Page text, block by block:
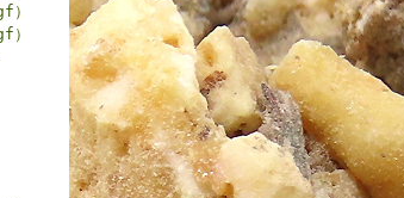
）
）